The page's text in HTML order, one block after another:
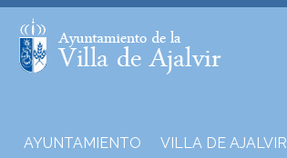
AYUNTAMIENTO VILLA DE AJALVIR